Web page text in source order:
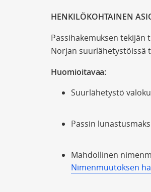
HENKILÖKOHTAINEN
Passihakemuksen tekijän
Norjan suurlähetystöissä
Huomioitavaa:
Suurlähetystö
Passin
Mahdollinen
Nimenmuutoksen